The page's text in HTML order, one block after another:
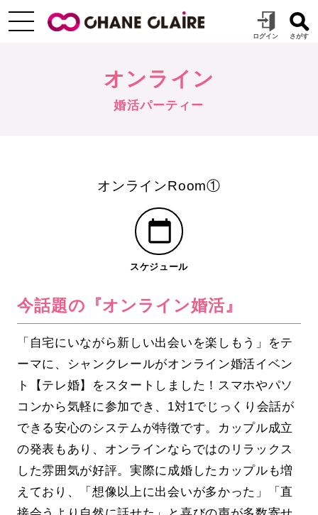
オンライン
婚活パーティー
オンラインRoom①
スケジュール
今話題の『オンライン婚活』
「自宅にいながら新しい出会いを楽しもう」をテ
ーマに、シャンクレールがオンライン婚活イベン
ト【テレ婚】をスタートしました！スマホやパソ
コンから気軽に参加でき、1対1でじっくり会話が
できる安心のシステムが特徴です。カップル成立
の発表もあり、オンラインならではのリラックス
した雰囲気が好評。実際に成婚したカップルも増
えており、「想像以上に出会いが多かった」「直